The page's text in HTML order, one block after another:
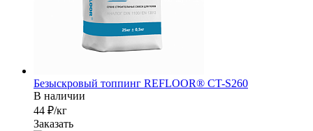
Безыскровый топпинг REFLOOR® CT-S260
В наличии
44 ₽/кг
Заказать